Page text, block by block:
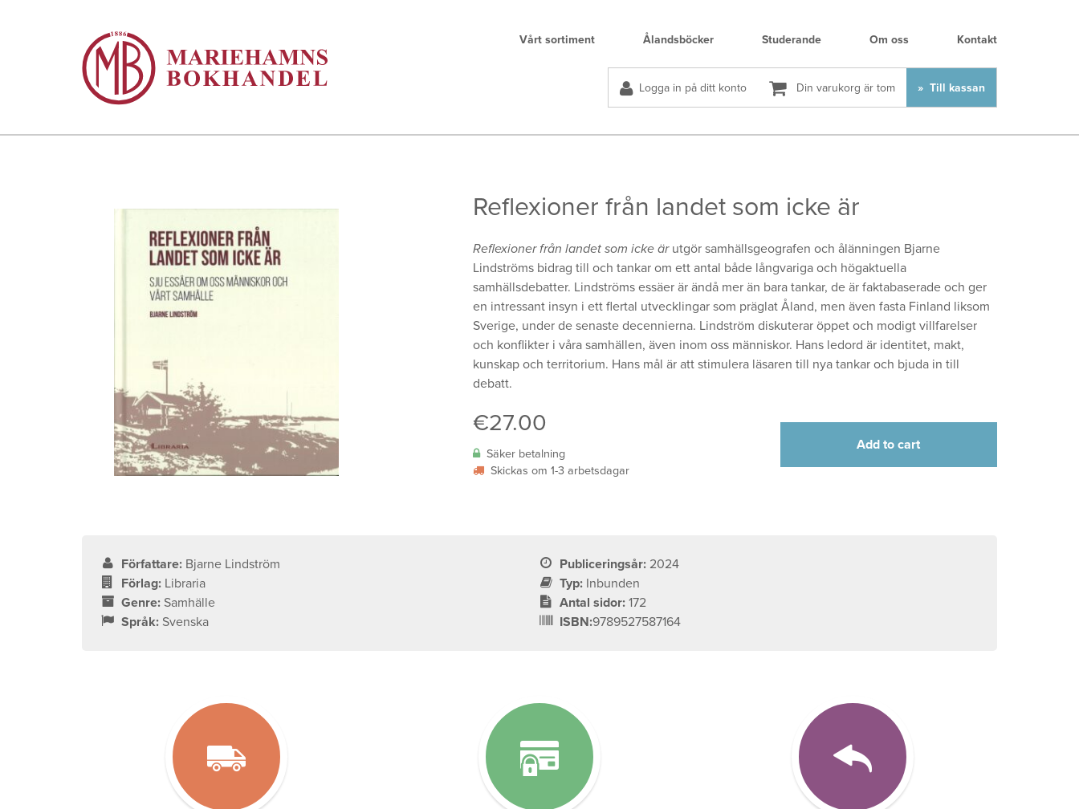
Vårt sortiment Ålandsböcker Studerande Om oss Kontakt
Logga in på ditt konto Din varukorg är tom Till kassan
Reflexioner från landet som icke är
Reflexioner från landet som icke ärutgör samhällsgeografen och ålänningen Bjarne
Lindströms bidrag till och tankar om ett antal både långvariga och högaktuella
samhällsdebatter. Lindströms essäer är ändå mer än bara tankar, de är faktabaserade och ger
en intressant insyn i ett flertal utvecklingar som präglat Åland, men även fasta Finland liksom
Sverige, under de senaste decennierna. Lindström diskuterar öppet och modigt villfarelser
och konflikter i våra samhällen, även inom oss människor. Hans ledord är identitet, makt,
kunskap och territorium. Hans mål är att stimulera läsaren till nya tankar och bjuda in till
debatt.
€27.00
Säker betalning
Skickas om 1-3 arbetsdagar
Add to cart
Författare: Bjarne Lindström
Förlag: Libraria
Genre: Samhälle
Språk: Svenska
Publiceringsår: 2024
Typ: Inbunden
Antal sidor: 172
ISBN:9789527587164